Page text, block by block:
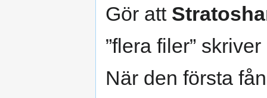
Gör att
”flera filer” skriver
När den första